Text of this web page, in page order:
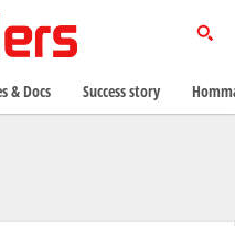
& Docs Success story